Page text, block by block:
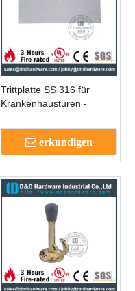
Trittplatte SS 316 für
Krankenhaustüren -
erkundigen